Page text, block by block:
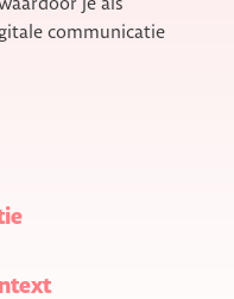
je als
communicatie